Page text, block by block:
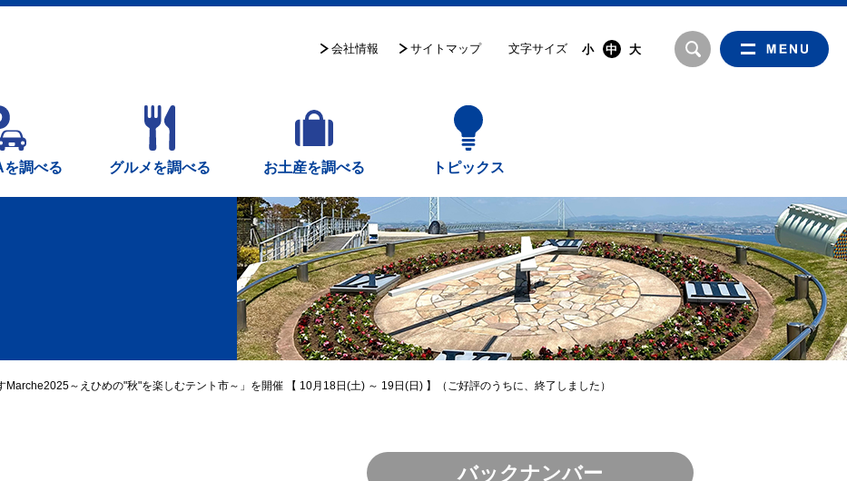
会社情報 サイトマップ 文字サイズ 小 中 大
調べる グルメを調べる お土産を調べる トピックス
Marche2025～えひめの"秋"を楽しむテント市～」を開催 【 10月18日(土) ～ 19日(日) 】（ご好評のうちに、終了しました）
バックナンバー